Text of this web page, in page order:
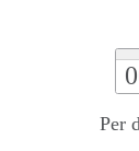
Per